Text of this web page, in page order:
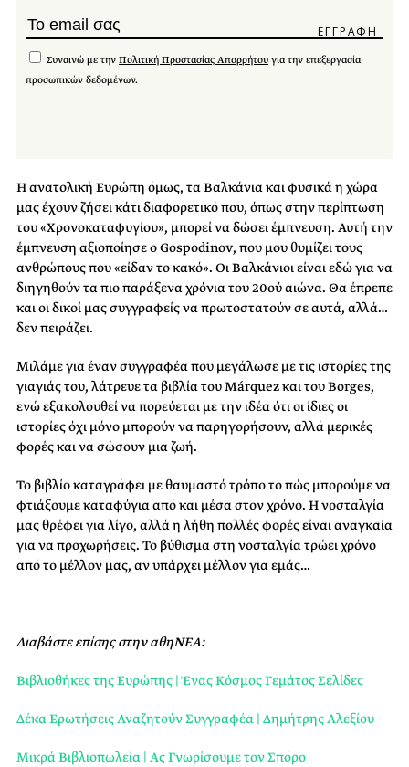
Συναινώ με την Πολιτική Προστασίας Απορρήτου για την επεξεργασία
προσωπικών δεδομένων.
Η ανατολική Ευρώπη όμως, τα Βαλκάνια και φυσικά η χώρα
μας έχουν ζήσει κάτι διαφορετικό που, όπως στην περίπτωση
του «Χρονοκαταφυγίου», μπορεί να δώσει έμπνευση. Αυτή την
έμπνευση αξιοποίησε ο Gospodinov, που μου θυμίζει τους
ανθρώπους που «είδαν το κακό». Οι Βαλκάνιοι είναι εδώ για να
διηγηθούν τα πιο παράξενα χρόνια του 20ού αιώνα. Θα έπρεπε
και οι δικοί μας συγγραφείς να πρωτοστατούν σε αυτά, αλλά…
δεν πειράζει.
Μιλάμε για έναν συγγραφέα που μεγάλωσε με τις ιστορίες της
γιαγιάς του, λάτρευε τα βιβλία του Márquez και του Borges,
ενώ εξακολουθεί να πορεύεται με την ιδέα ότι οι ίδιες οι
ιστορίες όχι μόνο μπορούν να παρηγορήσουν, αλλά μερικές
φορές και να σώσουν μια ζωή.
Το βιβλίο καταγράφει με θαυμαστό τρόπο το πώς μπορούμε να
φτιάξουμε καταφύγια από και μέσα στον χρόνο. Η νοσταλγία
μας θρέφει για λίγο, αλλά η λήθη πολλές φορές είναι αναγκαία
για να προχωρήσεις. Το βύθισμα στη νοσταλγία τρώει χρόνο
από το μέλλον μας, αν υπάρχει μέλλον για εμάς…
Διαβάστε επίσης στην αθηΝΕΑ:
Βιβλιοθήκες της Ευρώπης | Ένας Κόσμος Γεμάτος Σελίδες
Δέκα Ερωτήσεις Αναζητούν Συγγραφέα | Δημήτρης Αλεξίου
Μικρά Βιβλιοπωλεία | Ας Γνωρίσουμε τον Σπόρο